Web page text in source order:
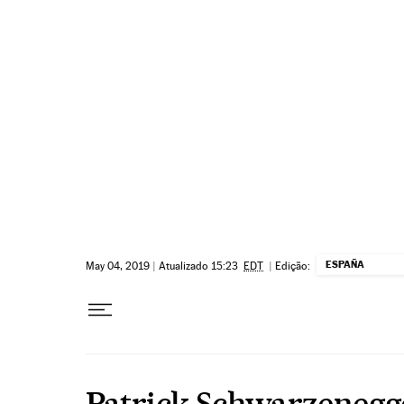
May 04, 2019 | Atualizado 15:23 EDT | Edição: ESPAÑA